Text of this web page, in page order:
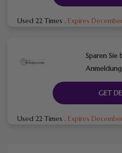
Used 22 Times . Expires
Sparen
Anmeldung
GET
Used 22 Times . Expires